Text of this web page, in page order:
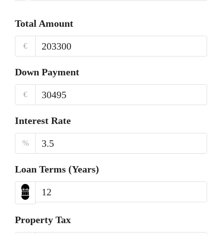
Total Amount
€‎
Down Payment
€‎
Interest Rate
%
Loan Terms (Years)
Property Tax